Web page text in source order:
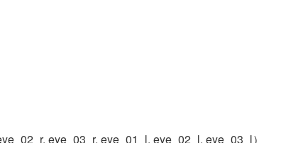
eye_03_r, eye_01_l, eye_02_l, eye_03_l）